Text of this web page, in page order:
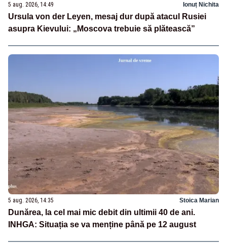
5 aug. 2026, 14:49 Ionuț Nichita
Ursula von der Leyen, mesaj dur după atacul Rusiei
asupra Kievului: „Moscova trebuie să plătească”
5 aug. 2026, 14:35 Stoica Marian
Dunărea, la cel mai mic debit din ultimii 40 de ani.
INHGA: Situația se va menține până pe 12 august